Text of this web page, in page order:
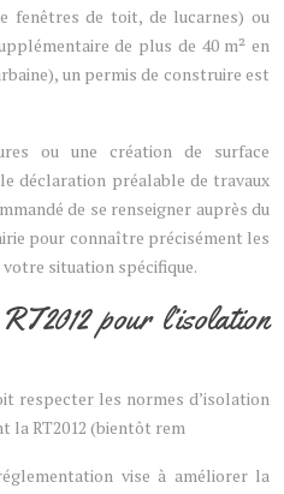
fenêtres de toit, de lucarnes) ou
de plus de 40 m² en
un permis de construire est
ou une création de surface
déclaration préalable de travaux
de se renseigner auprès du
pour connaître précisément les
situation spécifique.
pour l’isolation
respecter les normes d’isolation
la RT2012 (bientôt rem
vise à améliorer la